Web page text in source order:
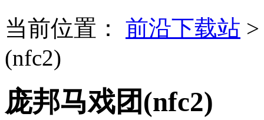
当前位置：
前沿下载站
(nfc2)
庞邦马戏团(nfc2)